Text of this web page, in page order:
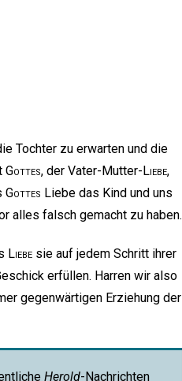
Tochter zu erwarten und die
Gottes, der Vater-Mutter-Liebe,
Gottes Liebe das Kind und uns
alles falsch gemacht zu haben.
Liebe sie auf jedem Schritt ihrer
erfüllen. Harren wir also
gegenwärtigen Erziehung der
Herold-Nachrichten